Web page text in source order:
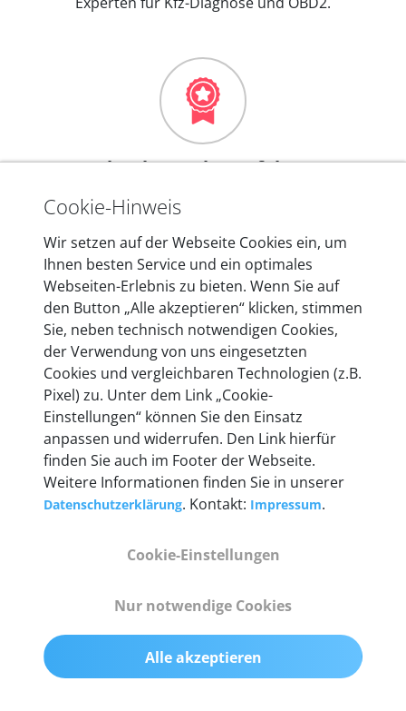
Mehr als 10 Jahre Erfahrung
In den Kfz-Diagnosegeräten von autoaid stecken
entwickeln wir unsere Produkte am Standort in
Berlin laufend weiter. Auf diese Qualität vertrauen
heute mehr als 60.000 Privatkunden und
Unternehmen.
Technische Details &
Lieferumfang
55 mm x 25 mm x 12 mm
200 g
Cookie-Hinweis
Wir setzen auf der Webseite Cookies ein, um
Ihnen besten Service und ein optimales
Webseiten-Erlebnis zu bieten. Wenn Sie auf
den Button „Alle akzeptieren“ klicken, stimmen
Sie, neben technisch notwendigen Cookies,
der Verwendung von uns eingesetzten
Cookies und vergleichbaren Technologien (z.B.
Pixel) zu. Unter dem Link „Cookie-
Einstellungen“ können Sie den Einsatz
anpassen und widerrufen. Den Link hierfür
finden Sie auch im Footer der Webseite.
Weitere Informationen finden Sie in unserer
Datenschutzerklärung. Kontakt: Impressum.
Cookie-Einstellungen
Nur notwendige Cookies
Alle akzeptieren